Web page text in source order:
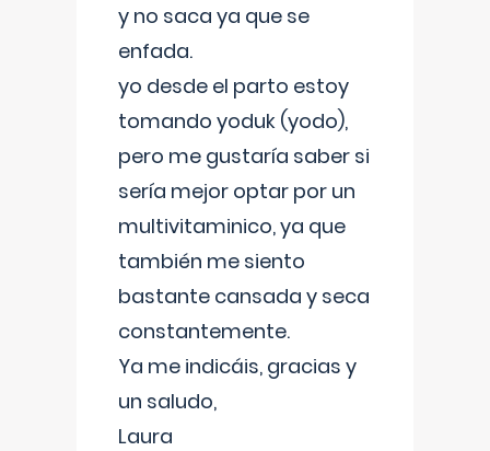
y no saca ya que se
enfada.
yo desde el parto estoy
tomando yoduk (yodo),
pero me gustaría saber si
sería mejor optar por un
multivitaminico, ya que
también me siento
bastante cansada y seca
constantemente.
Ya me indicáis, gracias y
un saludo,
Laura